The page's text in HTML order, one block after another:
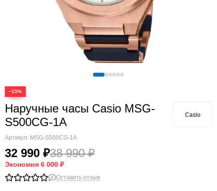
−15%
Наручные часы Casio MSG-
S500CG-1A
Артикул: MSG-S500CG-1A
32 990 ₽38 990 ₽
Экономия 6 000 ₽
Casio
Оставить отзыв